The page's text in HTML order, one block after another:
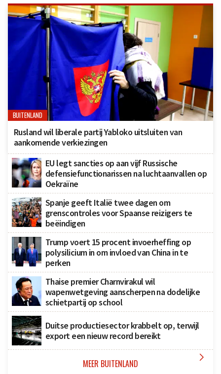
BUITENLAND
Rusland wil liberale partij Yabloko uitsluiten van
aankomende verkiezingen
EU legt sancties op aan vijf Russische
defensiefunctionarissen na luchtaanvallen op
Oekraïne
Spanje geeft Italië twee dagen om
grenscontroles voor Spaanse reizigers te
beëindigen
Trump voert 15 procent invoerheffing op
polysilicium in om invloed van China in te
perken
Thaise premier Charnvirakul wil
wapenwetgeving aanscherpen na dodelijke
schietpartij op school
Duitse productiesector krabbelt op, terwijl
export een nieuw record bereikt
MEER BUITENLAND 